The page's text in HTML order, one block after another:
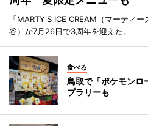
「MARTY'S ICE CREAM（マーティ
谷）が7月26日で3周年を迎えた。
食べる
鳥取で「ポケモン
プラリーも